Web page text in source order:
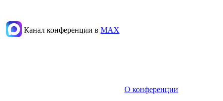
Канал конференции в МАХ
О конференции